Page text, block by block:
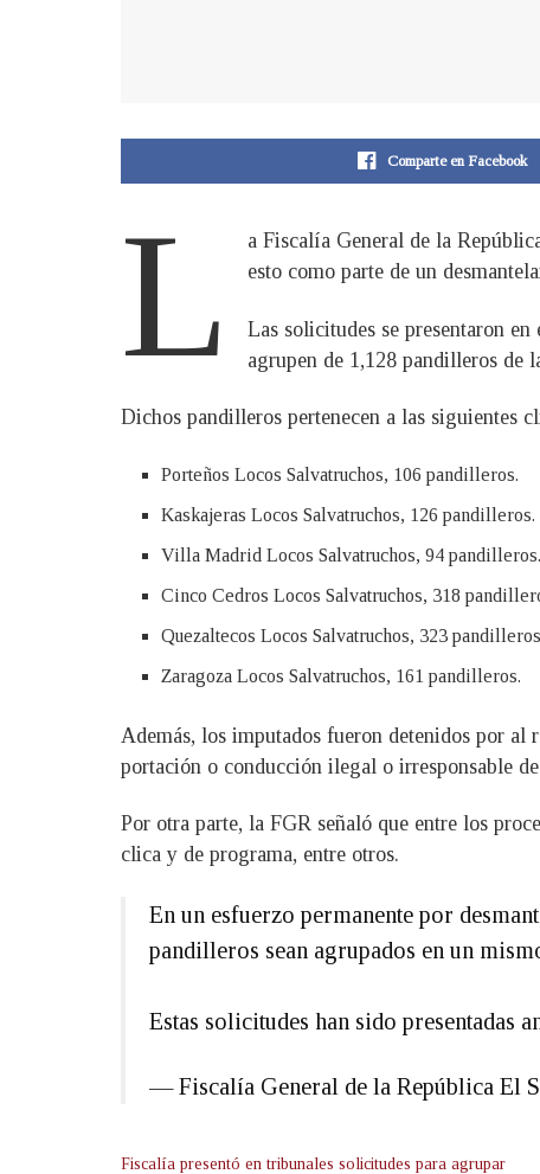
Comparte en Facebook
L
a Fiscalía General de la
esto como parte de un
Las solicitudes se presentaron
agrupen de 1,128 pandilleros de
Dichos pandilleros pertenecen a las siguientes
Porteños Locos Salvatruchos, 106 pandilleros.
Kaskajeras Locos Salvatruchos, 126 pandilleros.
Villa Madrid Locos Salvatruchos, 94 pandilleros.
Cinco Cedros Locos Salvatruchos, 318
Quezaltecos Locos Salvatruchos, 323
Zaragoza Locos Salvatruchos, 161 pandilleros.
Además, los imputados fueron detenidos por
portación o conducción ilegal o irresponsable
Por otra parte, la FGR señaló que entre los
clica y de programa, entre otros.
En un esfuerzo permanente por
pandilleros sean agrupados en un
Estas solicitudes han sido
— Fiscalía General de la República El
Fiscalía presentó en tribunales solicitudes para agrupar